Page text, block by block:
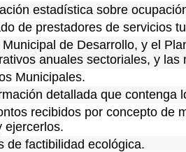
estadística sobre
de prestadores de servicios
de Desarrollo, y el
anuales sectoriales, y
Municipales.
detallada que contenga
recibidos por concepto de
ejercerlos.
de factibilidad ecológica.